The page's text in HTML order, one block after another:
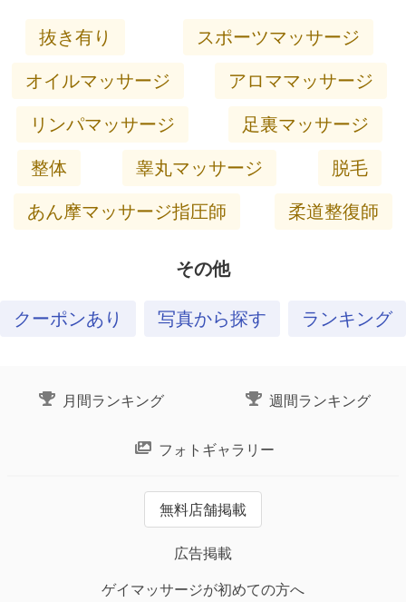
抜き有り
スポーツマッサージ
オイルマッサージ
アロママッサージ
リンパマッサージ
足裏マッサージ
整体
睾丸マッサージ
脱毛
あん摩マッサージ指圧師
柔道整復師
その他
クーポンあり 写真から探す ランキング
月間ランキング 週間ランキング
フォトギャラリー
無料店舗掲載
広告掲載
ゲイマッサージが初めての方へ